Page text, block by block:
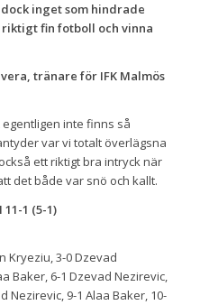
inget som hindrade
fin fotboll och vinna
tränare för IFK Malmös
inte finns så
var vi totalt överlägsna
ett riktigt bra intryck när
det både var snö och kallt.
1 (5-1)
Kryeziu, 3-0 Dzevad
Baker, 6-1 Dzevad Nezirevic,
Nezirevic, 9-1 Alaa Baker, 10-